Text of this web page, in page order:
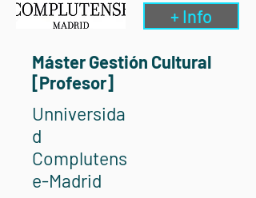
+ Info
Máster Gestión Cultural
[Profesor]
Unniversida
d
Complutens
e-Madrid